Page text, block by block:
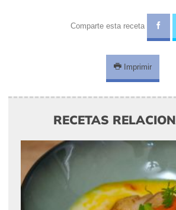
Comparte esta receta
Imprimir
RECETAS